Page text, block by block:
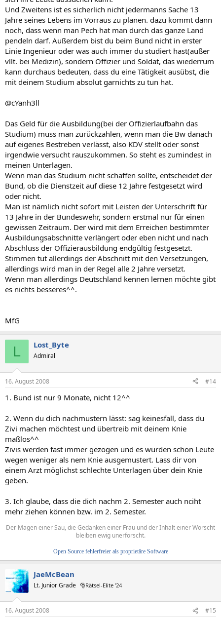
Und Zweitens ist es sicherlich nicht jedermanns Sache 13
Jahre seines Lebens im Vorraus zu planen. dazu kommt dann
noch, dass wenn man Pech hat man durch das ganze Land
pendeln darf. Außerdem bist du beim Bund nicht in erster
Linie Ingenieur oder was auch immer du studiert hast(außer
vllt. bei Medizin), sondern Offizier und Soldat, das wiederrum
kann durchaus bedeuten, dass du eine Tätigkeit ausübst, die
mit deinem Studium absolut garnichts zu tun hat.
@cYanh3ll
Das Geld für die Ausbildung(bei der Offizierlaufbahn das
Studium) muss man zurückzahlen, wenn man die Bw danach
auf eigenes Bestreben verlässt, also KDV stellt oder sonst
irgendwie versucht rauszukommen. So steht es zumindest in
meinen Unterlagen.
Wenn man das Studium nicht schaffen sollte, entscheidet der
Bund, ob die Dienstzeit auf diese 12 Jahre festgesetzt wird
oder nicht.
Man ist nämlich nicht sofort mit Leisten der Unterschrift für
13 Jahre in der Bundeswehr, sondern erstmal nur für einen
gewissen Zeitraum. Der wird mit dem Erreichen bestimmter
Ausbildungsabschnitte verlängert oder eben nicht und nach
Abschluss der Offizierausbildung endgültig festgesetzt.
Stimmen tut allerdings der Abschnitt mit den Versetzungen,
allerdings wird man in der Regel alle 2 Jahre versetzt.
Wenn man allerdings Deutschland kennen lernen möchte gibt
es nichts besseres^^.
MfG
L Lost_Byte
Admiral
16. August 2008 #14
1. Bund ist nur 9 Monate, nicht 12^^
2. Wenn du dich nachmustern lässt: sag keinesfall, dass du
Zivi machen möchtest und übertreib mit deinem Knie
maßlos^^
Zivis werden fast immer gezogen und es wurden schon Leute
wegen weniger als nem Knie ausgemustert. Lass dir von
einem Arzt möglichst schlechte Unterlagen über dein Knie
geben.
3. Ich glaube, dass die dich nachm 2. Semester auch nciht
mehr ziehen können bzw. im 2. Semester.
Der Magen einer Sau, die Gedanken einer Frau und der Inhalt einer Worscht
bleiben ewig unerforscht.
Open Source fehlerfreier als proprietäre Software
JaeMcBean
Lt. Junior Grade 🎅Rätsel-Elite ’24
16. August 2008 #15